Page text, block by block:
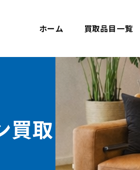
ホーム 買取品目一覧
買取